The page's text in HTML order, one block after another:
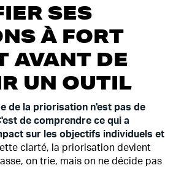
SES
À FORT
AVANT DE
UN OUTIL
de la priorisation n'est pas de
de comprendre ce qui a
sur les objectifs individuels et
clarté, la priorisation devient
on trie, mais on ne décide pas